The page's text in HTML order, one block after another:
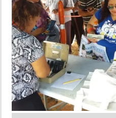
DEPORTES
MUNDO
INSÓLITAS
MULTIMEDIA